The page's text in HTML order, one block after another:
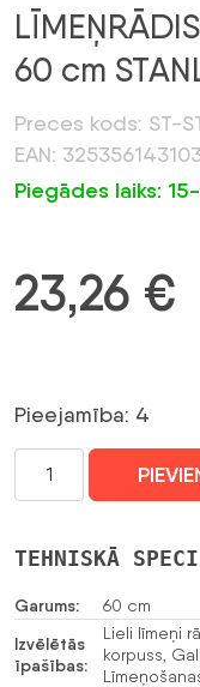
60 cm
Preces kods: ST-
EAN:
Piegādes laiks:
23,26 €
Pieejamība: 4
LĪMEŅRĀDIS
43103
STANLEY
daudzums
TEHNISKĀ
Garums: 60 cm
Izvēlētās
īpašības:
Lieli līmeņi
korpuss,